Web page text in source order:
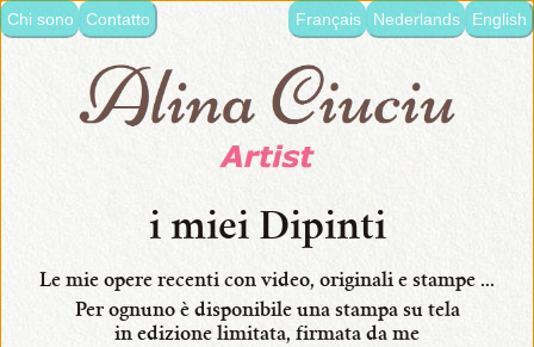
lingua:
Italiano
English
Chi sono Contatto Français Nederlands English
i miei Dipinti
Le mie opere recenti con video, originali e stampe ...
Per ognuno è disponibile una stampa su tela
in edizione limitata, firmata da me